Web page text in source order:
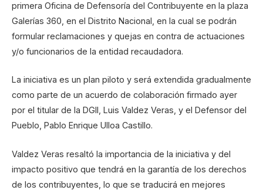
primera Oficina de Defensoría del Contribuyente en la plaza
Galerías 360, en el Distrito Nacional, en la cual se podrán
formular reclamaciones y quejas en contra de actuaciones
y/o funcionarios de la entidad recaudadora.
La iniciativa es un plan piloto y será extendida gradualmente
como parte de un acuerdo de colaboración firmado ayer
por el titular de la DGII, Luis Valdez Veras, y el Defensor del
Pueblo, Pablo Enrique Ulloa Castillo.
Valdez Veras resaltó la importancia de la iniciativa y del
impacto positivo que tendrá en la garantía de los derechos
de los contribuyentes, lo que se traducirá en mejores